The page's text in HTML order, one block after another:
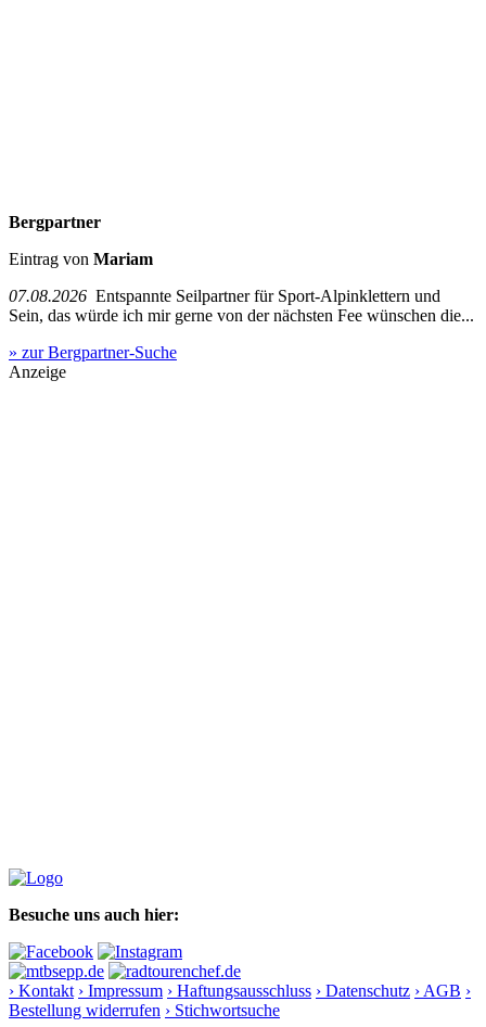
Bergpartner
Eintrag von Mariam
07.08.2026 Entspannte Seilpartner für Sport-Alpinklettern und
Sein, das würde ich mir gerne von der nächsten Fee wünschen die...
» zur Bergpartner-Suche
Anzeige
Besuche uns auch hier:
› Kontakt › Impressum › Haftungsausschluss › Datenschutz › AGB ›
Bestellung widerrufen › Stichwortsuche